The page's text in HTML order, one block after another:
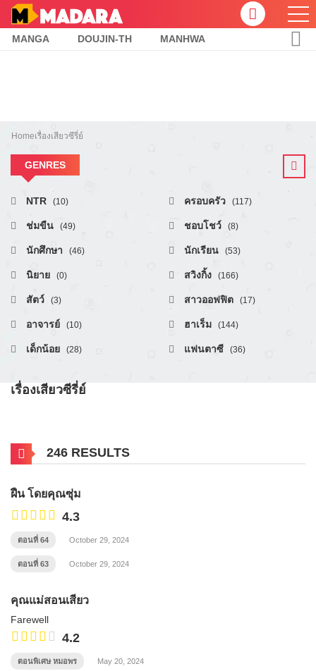
MANGA DOUJIN-TH MANHWA
Homeเรื่องเสียวซีรี่ย์
GENRES
NTR (10) ครอบครัว (117)
ช่มขืน (49) ชอบโชว์ (8)
นักศึกษา (46) นักเรียน (53)
นิยาย (0) สวิงกิ้ง (166)
สัตว์ (3) สาวออฟฟิต (17)
อาจารย์ (10) ฮาเร็ม (144)
เด็กน้อย (28) แฟนตาซี (36)
เรื่องเสียวซีรี่ย์
246 RESULTS
ฝืน โดยคุณซุ่ม
4.3
ตอนที่ 64 October 29, 2024
ตอนที่ 63 October 29, 2024
คุณแม่สอนเสียว
Farewell
4.2
ตอนพิเศษ หมอพร May 20, 2024